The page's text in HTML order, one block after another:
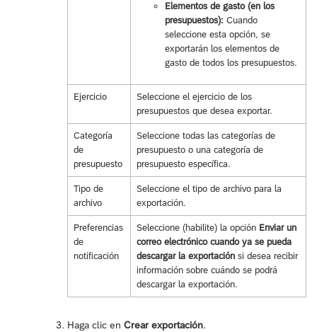
Elementos de gasto (en los
presupuestos): Cuando
seleccione esta opción, se
exportarán los elementos de
gasto de todos los presupuestos.
Ejercicio
Seleccione el ejercicio de los
presupuestos que desea exportar.
Categoría
de
presupuesto
Seleccione todas las categorías de
presupuesto o una categoría de
presupuesto específica.
Tipo de
archivo
Seleccione el tipo de archivo para la
exportación.
Preferencias
de
notificación
Seleccione (habilite) la opción Enviar un
correo electrónico cuando ya se pueda
descargar la exportaciónsi desea recibir
información sobre cuándo se podrá
descargar la exportación.
Haga clic en Crear exportación.